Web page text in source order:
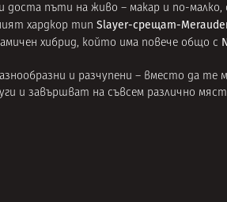
доста пъти на живо – макар и по-
хардкор тип Slayer-срещат-
хибрид, който има повече общо с
и разчупени – вместо да
и завършват на съвсем различно